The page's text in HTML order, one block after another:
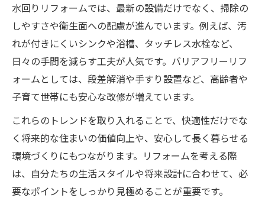
リフォーム後の断熱効果と快適さの実例紹
介
断熱リフォームが防ぐ結露や騒音の悩み
住み心地を高める断熱工事のポイント解説
断熱強化リフォームで得られる省エネ効果
リフォームで暮らし心地が向上する仕組み
解説
リフォーム後の住み心地変化を実感するポ
イント
水回りリフォームでは、最新の設備だけでなく、掃除の
しやすさや衛生面への配慮が進んでいます。例えば、汚
れが付きにくいシンクや浴槽、タッチレス水栓など、
日々の手間を減らす工夫が人気です。バリアフリーリフ
ォームとしては、段差解消や手すり設置など、高齢者や
子育て世帯にも安心な改修が増えています。
これらのトレンドを取り入れることで、快適性だけでな
く将来的な住まいの価値向上や、安心して長く暮らせる
環境づくりにもつながります。リフォームを考える際
は、自分たちの生活スタイルや将来設計に合わせて、必
要なポイントをしっかり見極めることが重要です。